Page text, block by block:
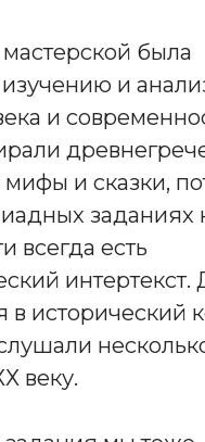
была
и
и
мифы и сказки,
заданиях
всегда есть
интертекст.
исторический
веку.